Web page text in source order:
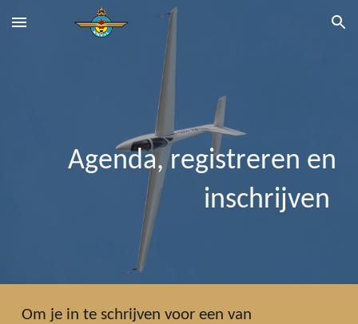
Skip to main content Skip to navigation
Agenda, registreren en
inschrijven
Om je in te schrijven voor een van